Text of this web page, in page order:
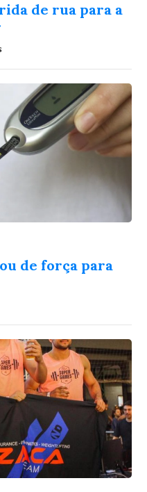
de rua para a
de força para